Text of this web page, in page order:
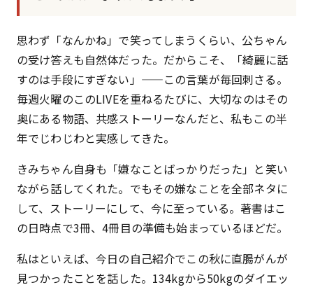
思わず「なんかね」で笑ってしまうくらい、公ちゃん
の受け答えも自然体だった。だからこそ、「綺麗に話
すのは手段にすぎない」——この言葉が毎回刺さる。
毎週火曜のこのLIVEを重ねるたびに、大切なのはその
奥にある物語、共感ストーリーなんだと、私もこの半
年でじわじわと実感してきた。
きみちゃん自身も「嫌なことばっかりだった」と笑い
ながら話してくれた。でもその嫌なことを全部ネタに
して、ストーリーにして、今に至っている。著書はこ
の日時点で3冊、4冊目の準備も始まっているほどだ。
私はといえば、今日の自己紹介でこの秋に直腸がんが
見つかったことを話した。134kgから50kgのダイエッ